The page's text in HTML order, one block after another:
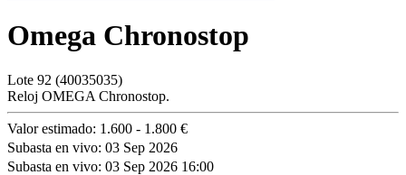
Omega Chronostop
Lote 92 (40035035)
Reloj OMEGA Chronostop.
Valor estimado: 1.600 - 1.800 €
Subasta en vivo: 03 Sep 2026
Subasta en vivo: 03 Sep 2026 16:00